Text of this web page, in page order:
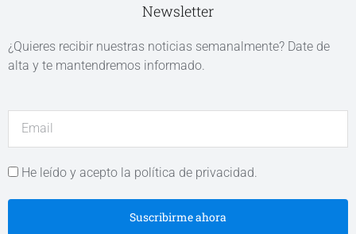
Newsletter
¿Quieres recibir nuestras noticias semanalmente? Date de
alta y te mantendremos informado.
He leído y acepto la política de privacidad.
Suscribirme ahora